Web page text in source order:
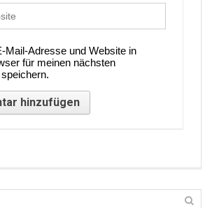
Mail-Adresse und Website in
für meinen nächsten